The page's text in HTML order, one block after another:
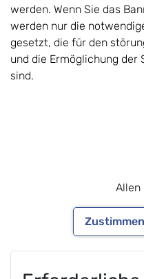
werden. Wenn Sie das
werden nur die
gesetzt, die für den
und die Ermöglichung
sind.
Allen
Zustimmen